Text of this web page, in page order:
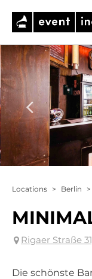
Locations > Berlin >
Rigaer Straße
Die schönste